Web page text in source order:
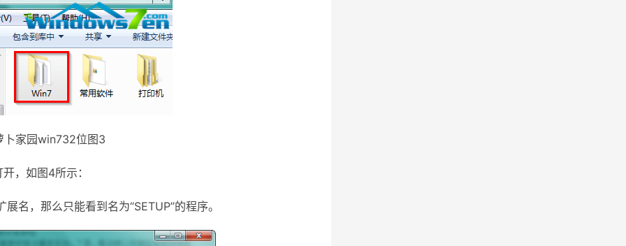
园win732位图3
，如图4所示：
，那么只能看到名为“SETUP”的程序。